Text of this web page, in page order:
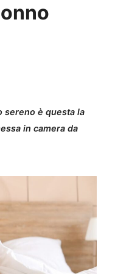
sereno è questa la
in camera da